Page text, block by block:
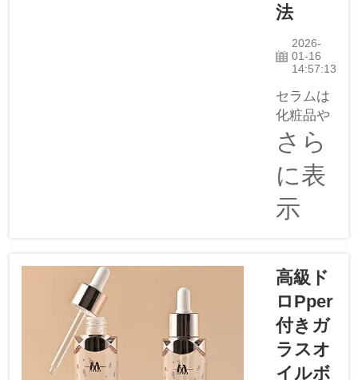
場合、
法
2026-
01-16
14:57:13
セラムは
化粧品や
医療製品
に使用さ
れる特別
な液体で
す。セラ
合、ドロ
ッパー付
きのガラ
スオイル
ボトルが
最適で
さら
に表
示
高級ド
ロpper
付きガ
ラスオ
イルボ